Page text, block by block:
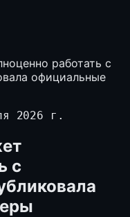
работать с
официальные
2026 г.
с